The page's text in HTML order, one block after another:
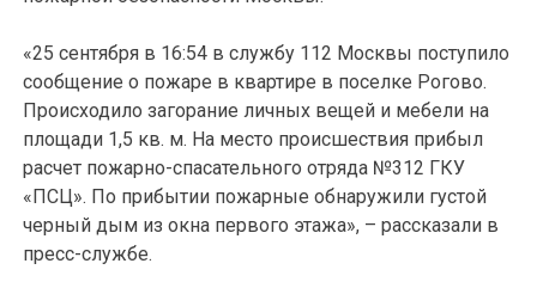
«25 сентября в 16:54 в службу 112 Москвы поступило
сообщение о пожаре в квартире в поселке Рогово.
Происходило загорание личных вещей и мебели на
площади 1,5 кв. м. На место происшествия прибыл
расчет пожарно-спасательного отряда №312 ГКУ
«ПСЦ». По прибытии пожарные обнаружили густой
черный дым из окна первого этажа», – рассказали в
пресс-службе.